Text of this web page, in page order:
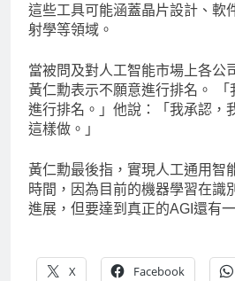
這些工具可能涵蓋晶片設計、軟
射學等領域。
當被問及對人工智能市場上各公
黃仁勳表示不願意進行排名。 「
進行排名。」他說：「我承認，
這樣做。」
黃仁勳最後指，實現人工通用智
時間，因為目前的機器學習在識
進展，但要達到真正的AGI還有
X Facebook